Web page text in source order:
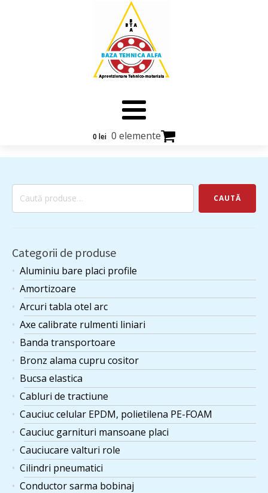
0 lei 0 elemente
Caută
CAUTĂ
Categorii de produse
Aluminiu bare placi profile
Amortizoare
Arcuri tabla otel arc
Axe calibrate rulmenti liniari
Banda transportoare
Bronz alama cupru cositor
Bucsa elastica
Cabluri de tractiune
Cauciuc celular EPDM, polietilena PE-FOAM
Cauciuc garnituri mansoane placi
Cauciucare valturi role
Cilindri pneumatici
Conductor sarma bobinaj